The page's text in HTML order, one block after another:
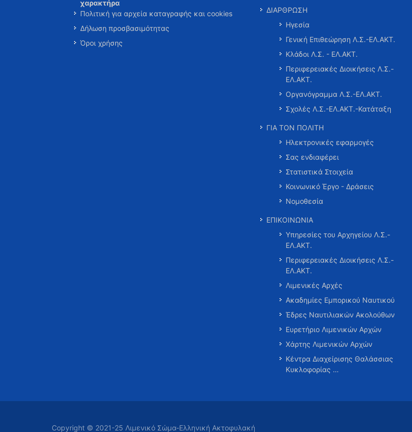
χαρακτήρα
Πολιτική για αρχεία καταγραφής και cookies
Δήλωση προσβασιμότητας
Όροι χρήσης
ΔΙΑΡΘΡΩΣΗ
Ηγεσία
Γενική Επιθεώρηση Λ.Σ.-ΕΛ.ΑΚΤ.
Κλάδοι Λ.Σ. - ΕΛ.ΑΚΤ.
Περιφερειακές Διοικήσεις Λ.Σ.-
ΕΛ.ΑΚΤ.
Οργανόγραμμα Λ.Σ.-ΕΛ.ΑΚΤ.
Σχολές Λ.Σ.-ΕΛ.ΑΚΤ.-Κατάταξη
ΓΙΑ ΤΟΝ ΠΟΛΙΤΗ
Ηλεκτρονικές εφαρμογές
Σας ενδιαφέρει
Στατιστικά Στοιχεία
Κοινωνικό Έργο - Δράσεις
Νομοθεσία
ΕΠΙΚΟΙΝΩΝΙΑ
Υπηρεσίες του Αρχηγείου Λ.Σ.-
ΕΛ.ΑΚΤ.
Περιφερειακές Διοικήσεις Λ.Σ.-
ΕΛ.ΑΚΤ.
Λιμενικές Αρχές
Ακαδημίες Εμπορικού Ναυτικού
Έδρες Ναυτιλιακών Ακολούθων
Ευρετήριο Λιμενικών Αρχών
Χάρτης Λιμενικών Αρχών
Κέντρα Διαχείρισης Θαλάσσιας
Κυκλοφορίας …
Copyright © 2021-25 Λιμενικό Σώμα-Ελληνική Ακτοφυλακή